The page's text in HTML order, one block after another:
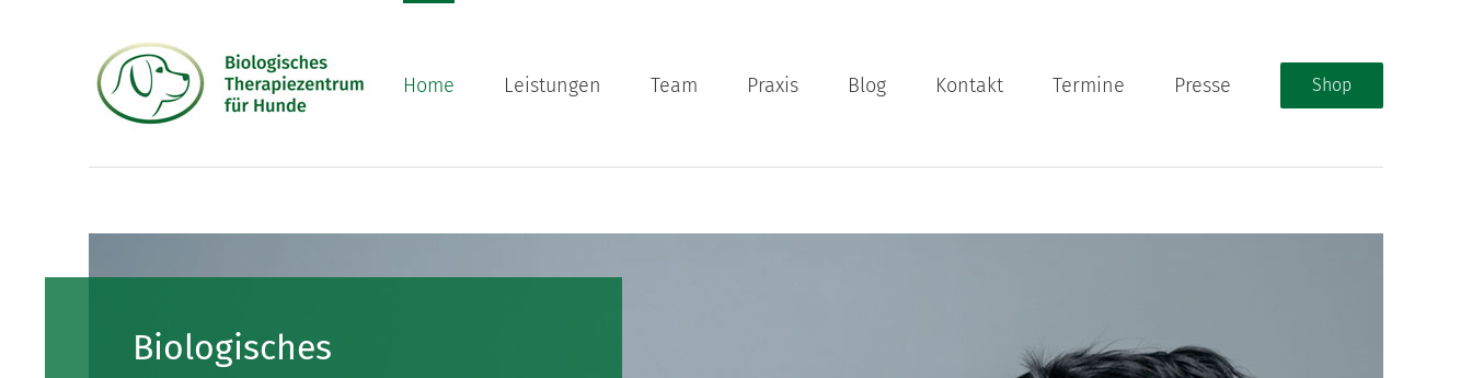
Home Leistungen Team Praxis Blog Kontakt Termine Presse Shop
Biologisches